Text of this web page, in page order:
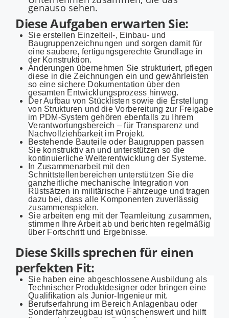
genauso sehen.
Diese Aufgaben erwarten Sie:
Sie erstellen Einzelteil-, Einbau- und
Baugruppenzeichnungen und sorgen damit für
eine saubere, fertigungsgerechte Grundlage in
der Konstruktion.
Änderungen übernehmen Sie strukturiert, pflegen
diese in die Zeichnungen ein und gewährleisten
so eine sichere Dokumentation über den
gesamten Entwicklungsprozess hinweg.
Der Aufbau von Stücklisten sowie die Erstellung
von Strukturen und die Vorbereitung zur Freigabe
im PDM-System gehören ebenfalls zu Ihrem
Verantwortungsbereich – für Transparenz und
Nachvollziehbarkeit im Projekt.
Bestehende Bauteile oder Baugruppen passen
Sie konstruktiv an und unterstützen so die
kontinuierliche Weiterentwicklung der Systeme.
In Zusammenarbeit mit den
Schnittstellenbereichen unterstützen Sie die
ganzheitliche mechanische Integration von
Rüstsätzen in militärische Fahrzeuge und tragen
dazu bei, dass alle Komponenten zuverlässig
zusammenspielen.
Sie arbeiten eng mit der Teamleitung zusammen,
stimmen Ihre Arbeit ab und berichten regelmäßig
über Fortschritt und Ergebnisse.
Diese Skills sprechen für einen
perfekten Fit:
Sie haben eine abgeschlossene Ausbildung als
Technischer Produktdesigner oder bringen eine
Qualifikation als Junior-Ingenieur mit.
Berufserfahrung im Bereich Anlagenbau oder
Sonderfahrzeugbau ist wünschenswert und hilft